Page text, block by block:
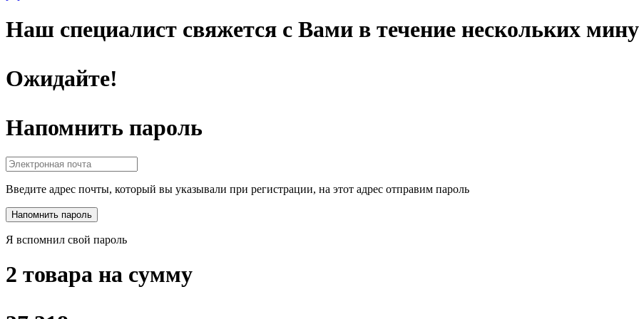
Наш специалист свяжется с Вами в течение нескольких
Ожидайте!
Напомнить пароль
Введите адрес почты, который вы указывали при регистрации, на этот адрес отправим пароль
Я вспомнил свой пароль
2 товара на сумму